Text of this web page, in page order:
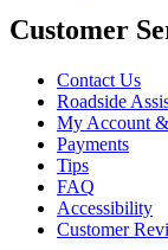
Customer
Contact Us
Roadside
My Account
Payments
Tips
FAQ
Accessibility
Customer